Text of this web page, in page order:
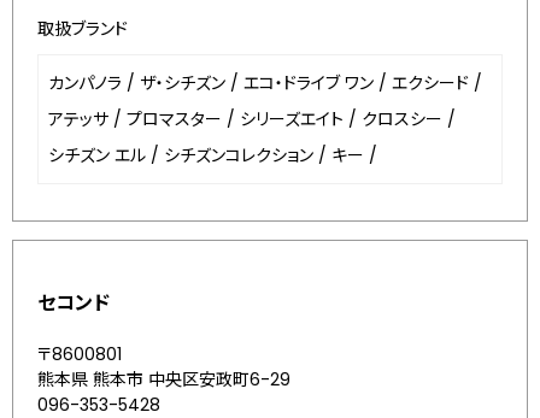
取扱ブランド
カンパノラ / ザ・シチズン / エコ・ドライブ ワン / エクシード /
アテッサ / プロマスター / シリーズエイト / クロスシー /
シチズン エル / シチズンコレクション / キー /
セコンド
〒8600801
熊本県 熊本市 中央区安政町6-29
096-353-5428